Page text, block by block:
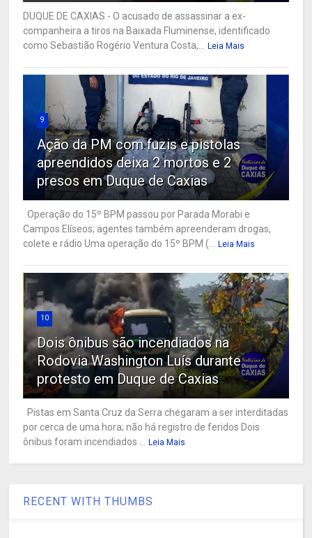
DUQUE DE CAXIAS - O acusado de assassinar a ex-
companheira a tiros na Baixada Fluminense, identificado
como Sebastião Rogério Ventura Costa,...
Leia Mais
9
Ação da PM com fuzis e pistolas
apreendidos deixa 2 mortos e 2
presos em Duque de Caxias
Operação do 15º BPM passou por Parada Morabi e
Campos Elíseos; agentes também apreenderam drogas,
colete e rádio Uma operação do 15º BPM (...
Leia Mais
10
Dois ônibus são incendiados na
Rodovia Washington Luís durante
protesto em Duque de Caxias
Pistas em Santa Cruz da Serra chegaram a ser interditadas
por cerca de uma hora; não há registro de feridos Dois
ônibus foram incendiados ...
Leia Mais
RECENT WITH THUMBS